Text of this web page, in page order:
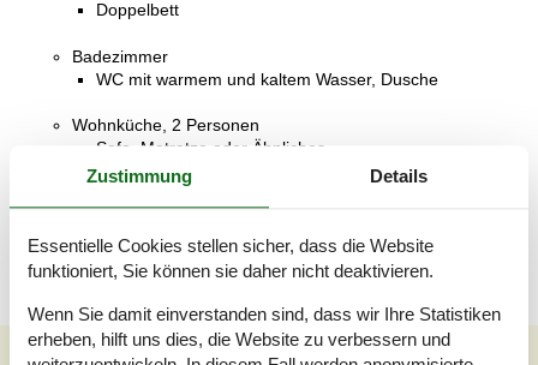
Doppelbett
Badezimmer
WC mit warmem und kaltem Wasser, Dusche
Wohnküche, 2 Personen
Sofa, Matratze oder Ähnliches
Zustimmung Details
Essentielle Cookies stellen sicher, dass die Website
funktioniert, Sie können sie daher nicht deaktivieren.
Wenn Sie damit einverstanden sind, dass wir Ihre Statistiken
erheben, hilft uns dies, die Website zu verbessern und